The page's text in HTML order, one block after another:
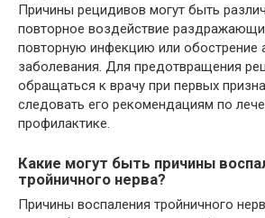
Причины рецидивов могут быть
повторное воздействие
повторную инфекцию или обострение
заболевания. Для предотвращения
обращаться к врачу при первых
следовать его рекомендациям по
профилактике.
Какие могут быть причины
тройничного нерва?
Причины воспаления тройничного